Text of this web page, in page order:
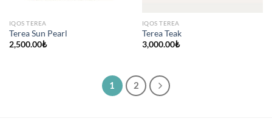
IQOS TEREA
Terea Sun Pearl
2,500.00₺
IQOS TEREA
Terea Teak
3,000.00₺
1 2